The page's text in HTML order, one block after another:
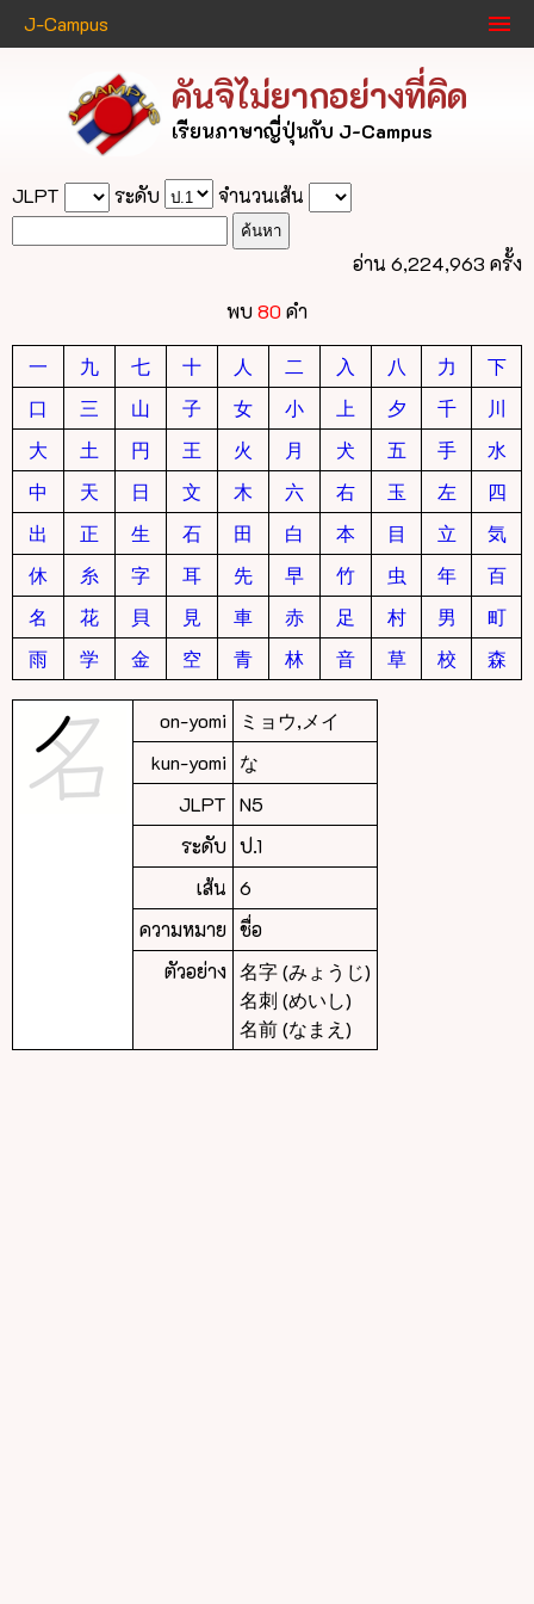
J-Campus
คันจิไม่ยากอย่างที่คิด
เรียนภาษาญี่ปุ่นกับ J-Campus
JLPT ระดับ จำนวนเส้น
อ่าน 6,224,963 ครั้ง
พบ80 คำ
一 九 七 十 人 二 入 八 力
下
口
三 山 子 女 小 上 夕 千
川
大
土 円 王 火 月 犬 五 手
水
中
天 日 文 木 六 右 玉 左
四
出
正 生 石 田 白 本 目 立
気
休
糸 字 耳 先 早 竹 虫 年
百
名
花 貝 見 車 赤 足 村 男
町
雨
学 金 空 青 林 音 草 校 森
on-yomi
ミョウ,メイ
kun-yomi
な
JLPT N5
ระดับ ป.1
เส้น 6
ความหมาย ชื่อ
ตัวอย่าง 名字 (みょうじ)
名刺 (めいし)
名前 (なまえ)